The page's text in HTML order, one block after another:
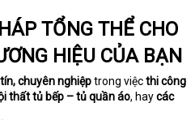
TỔNG THỂ CHO
HIỆU CỦA BẠN
chuyên nghiệptrong việcthi công
thất tủ bếp – tủ quần áo, haycác